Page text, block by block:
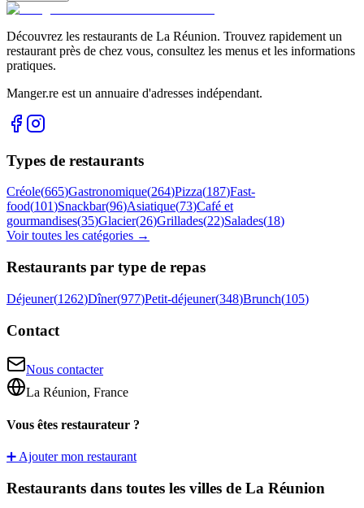
Découvrez les restaurants de La Réunion. Trouvez rapidement un
restaurant près de chez vous, consultez les menus et les informations
pratiques.
Manger.re est un annuaire d'adresses indépendant.
Types de restaurants
Créole(665)Gastronomique(264)Pizza(187)Fast-
food(101)Snackbar(96)Asiatique(73)Café et
gourmandises(35)Glacier(26)Grillades(22)Salades(18)
Voir toutes les catégories →
Restaurants par type de repas
Déjeuner(1262)Dîner(977)Petit-déjeuner(348)Brunch(105)
Contact
Nous contacter
La Réunion, France
Vous êtes restaurateur ?
➕ Ajouter mon restaurant
Restaurants dans toutes les villes de La Réunion